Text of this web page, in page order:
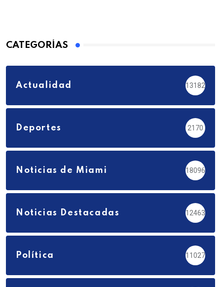
CATEGORÍAS
Actualidad 13182
Deportes 2170
Noticias de Miami 18096
Noticias Destacadas 12463
Política 11027